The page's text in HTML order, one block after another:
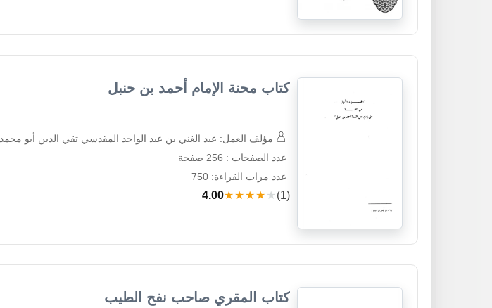
كتاب محنة الإمام أحمد بن حنبل
مؤلف العمل: عبد الغني بن عبد الواحد المقدسي تقي الدين أبو محمد
عدد الصفحات : 256 صفحة
عدد مرات القراءة: 750
4.00★★★★★ (1)
كتاب المقري صاحب نفح الطيب